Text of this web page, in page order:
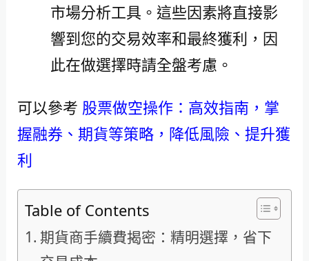
市場分析工具。這些因素將直接影
響到您的交易效率和最終獲利，因
此在做選擇時請全盤考慮。
可以參考 股票做空操作：高效指南，掌
握融券、期貨等策略，降低風險、提升獲
利
Table of Contents
期貨商手續費揭密：精明選擇，省下